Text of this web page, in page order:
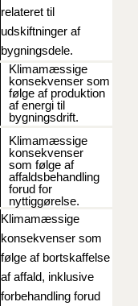
relateret til
udskiftninger af
bygningsdele.
Klimamæssige
konsekvenser som
følge af produktion
af energi til
bygningsdrift.
Klimamæssige
konsekvenser
som følge af
affaldsbehandling
forud for
nyttiggørelse.
Klimamæssige
konsekvenser som
følge af bortskaffelse
af affald, inklusive
forbehandling forud